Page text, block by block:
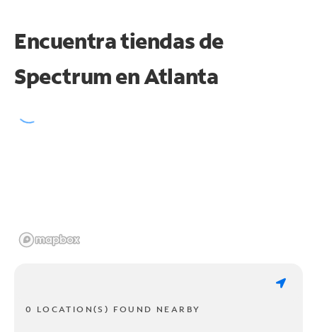
Encuentra tiendas de
Spectrum enAtlanta
0 LOCATION(S) FOUND NEARBY